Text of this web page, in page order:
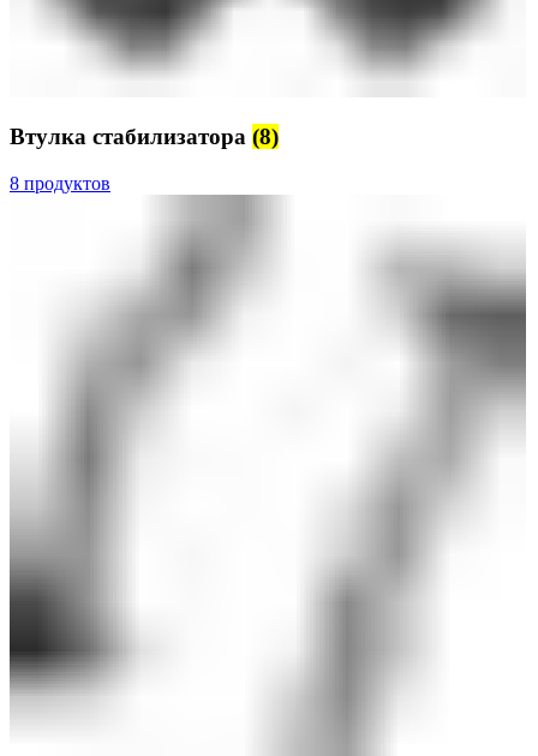
Втулка стабилизатора (8)
8 продуктов